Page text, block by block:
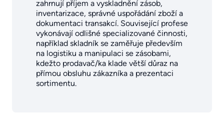
zahrnují příjem a vyskladnění zásob,
inventarizace, správné uspořádání zboží a
dokumentaci transakcí. Související profese
vykonávají odlišné specializované činnosti,
například skladník se zaměřuje především
na logistiku a manipulaci se zásobami,
kdežto prodavač/ka klade větší důraz na
přímou obsluhu zákazníka a prezentaci
sortimentu.